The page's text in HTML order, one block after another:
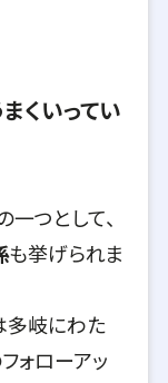
くいってい
つとして、
も挙げられま
多岐にわた
ォローアッ